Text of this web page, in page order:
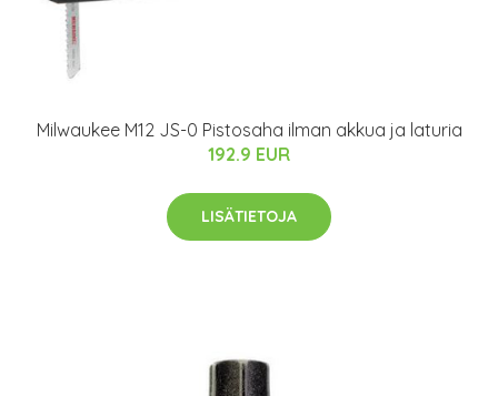
Milwaukee M12 JS-0 Pistosaha ilman akkua ja laturia
192.9 EUR
LISÄTIETOJA